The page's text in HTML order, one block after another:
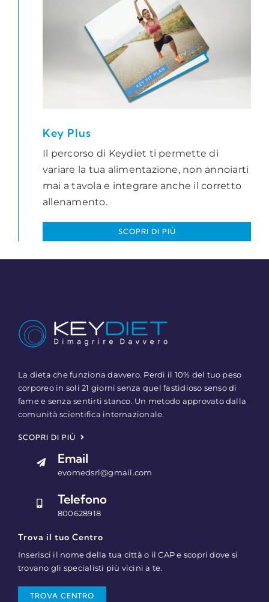
Key Plus
Il percorso di Keydiet ti permette di
variare la tua alimentazione, non annoiarti
mai a tavola e integrare anche il corretto
allenamento.
SCOPRI DI PIÙ
La dieta che funziona davvero. Perdi il 10% del tuo peso
corporeo in soli 21 giorni senza quel fastidioso senso di
fame e senza sentirti stanco. Un metodo approvato dalla
comunità scientifica internazionale.
SCOPRI DI PIÙ
Email
evomedsrl@gmail.com
Telefono
800628918
Trova il tuo Centro
Inserisci il nome della tua città o il CAP e scopri dove si
trovano gli specialisti più vicini a te.
TROVA CENTRO